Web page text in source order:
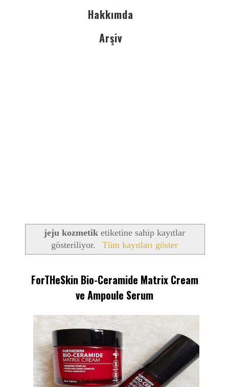
Hakkımda
Arşiv
jeju kozmetik etiketine sahip kayıtlar
gösteriliyor.
Tüm kayıtları göster
ForTHeSkin Bio-Ceramide Matrix Cream
ve Ampoule Serum